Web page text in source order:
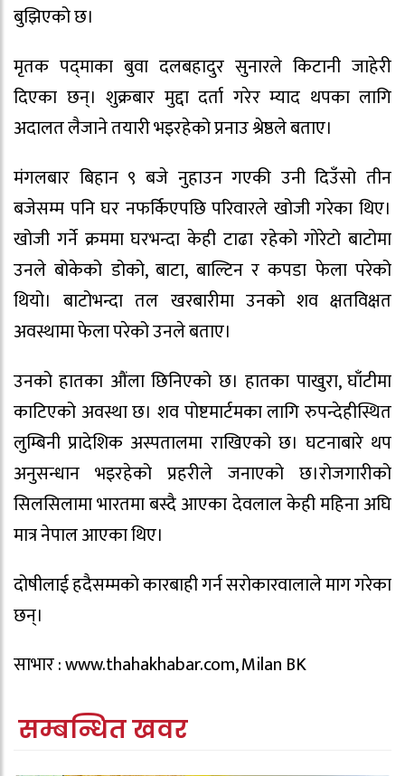
बुझिएको छ।
मृतक पद्‍माका बुवा दलबहादुर सुनारले किटानी जाहेरी
दिएका छन्। शुक्रबार मुद्दा दर्ता गरेर म्याद थपका लागि
अदालत लैजाने तयारी भइरहेको प्रनाउ श्रेष्ठले बताए।
मंगलबार बिहान ९ बजे नुहाउन गएकी उनी दिउँसो तीन
बजेसम्म पनि घर नफर्किएपछि परिवारले खोजी गरेका थिए।
खोजी गर्ने क्रममा घरभन्दा केही टाढा रहेको गोरेटो बाटोमा
उनले बोकेको डोको, बाटा, बाल्टिन र कपडा फेला परेको
थियो। बाटोभन्दा तल खरबारीमा उनको शव क्षतविक्षत
अवस्थामा फेला परेको उनले बताए।
उनको हातका औंला छिनिएको छ। हातका पाखुरा, घाँटीमा
काटिएको अवस्था छ। शव पोष्टमार्टमका लागि रुपन्देहीस्थित
लुम्बिनी प्रादेशिक अस्पतालमा राखिएको छ। घटनाबारे थप
अनुसन्धान भइरहेको प्रहरीले जनाएको छ।रोजगारीको
सिलसिलामा भारतमा बस्दै आएका देवलाल केही महिना अघि
मात्र नेपाल आएका थिए।
दोषीलाई हदैसम्मको कारबाही गर्न सरोकारवालाले माग गरेका
छन्।
साभार : www.thahakhabar.com, Milan BK
सम्बन्धित खवर